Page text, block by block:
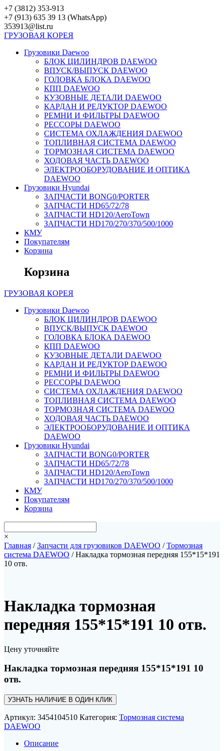
Перейти
к
контенту
+7 (3812) 353-913
+7 (913) 635 39 13 (WhatsApp)
353913@list.ru
ГРУЗОВАЯ КОРЕЯ
Грузовики Daewoo
БЛОК ЦИЛИНДРОВ DAEWOO
ВПУСК/ВЫПУСК DAEWOO
ГОЛОВКА БЛОКА DAEWOO
КПП DAEWOO
КУЗОВНЫЕ ДЕТАЛИ DAEWOO
КАРДАН И РЕДУКТОР DAEWOO
РЕМНИ И ФИЛЬТРЫ DAEWOO
РЕССОРЫ DAEWOO
СИСТЕМА ОХЛАЖДЕНИЯ DAEWOO
ТОПЛИВНАЯ СИСТЕМА DAEWOO
ТОРМОЗНАЯ СИСТЕМА DAEWOO
ХОДОВАЯ ЧАСТЬ DAEWOO
ЭЛЕКТРООБОРУДОВАНИЕ И ОПТИКА
DAEWOO
Грузовики Hyundai
ЗАПЧАСТИ BONG0/PORTER
ЗАПЧАСТИ HD65/72/78
ЗАПЧАСТИ HD120/AeroTown
ЗАПЧАСТИ HD170/270/370/500/1000
КМУ
Покупателям
Корзина
Корзина
ГРУЗОВАЯ КОРЕЯ
Грузовики Daewoo
БЛОК ЦИЛИНДРОВ DAEWOO
ВПУСК/ВЫПУСК DAEWOO
ГОЛОВКА БЛОКА DAEWOO
КПП DAEWOO
КУЗОВНЫЕ ДЕТАЛИ DAEWOO
КАРДАН И РЕДУКТОР DAEWOO
РЕМНИ И ФИЛЬТРЫ DAEWOO
РЕССОРЫ DAEWOO
СИСТЕМА ОХЛАЖДЕНИЯ DAEWOO
ТОПЛИВНАЯ СИСТЕМА DAEWOO
ТОРМОЗНАЯ СИСТЕМА DAEWOO
ХОДОВАЯ ЧАСТЬ DAEWOO
ЭЛЕКТРООБОРУДОВАНИЕ И ОПТИКА
DAEWOO
Грузовики Hyundai
ЗАПЧАСТИ BONG0/PORTER
ЗАПЧАСТИ HD65/72/78
ЗАПЧАСТИ HD120/AeroTown
ЗАПЧАСТИ HD170/270/370/500/1000
КМУ
Покупателям
Корзина
×
Главная /Запчасти для грузовиков DAEWOO /Тормозная
система DAEWOO / Накладка тормозная передняя 155*15*191
10 отв.
Накладка тормозная
передняя 155*15*191 10 отв.
Цену уточняйте
Накладка тормозная передняя 155*15*191 10
отв.
УЗНАТЬ НАЛИЧИЕ В ОДИН КЛИК
Артикул: 3454104510 Категория: Тормозная система
DAEWOO
Описание